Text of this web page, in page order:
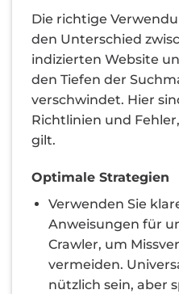
Die richtige
den Unterschied
indizierten Website
den Tiefen der
verschwindet. Hier
Richtlinien und
gilt.
Optimale Strategien
Verwenden Sie
Anweisungen für
Crawler, um
vermeiden.
nützlich sein, aber